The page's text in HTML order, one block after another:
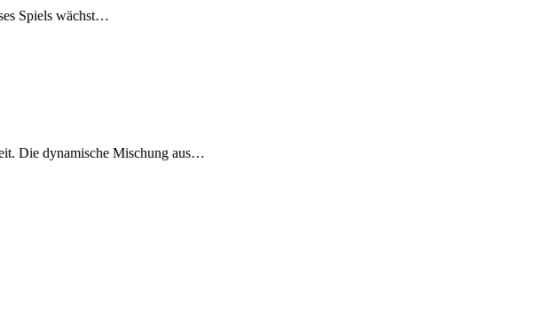
Spiels wächst…
Die dynamische Mischung aus…